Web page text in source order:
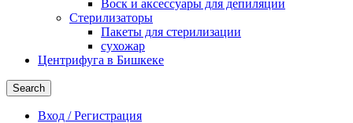
Воск и аксессуары для депиляции
Стерилизаторы
Пакеты для стерилизации
сухожар
Центрифуга в Бишкеке
Search
Вход / Регистрация